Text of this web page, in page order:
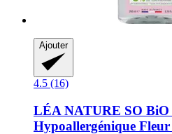
Ajouter
4.5 (16)
LÉA NATURE SO BiO
Hypoallergénique